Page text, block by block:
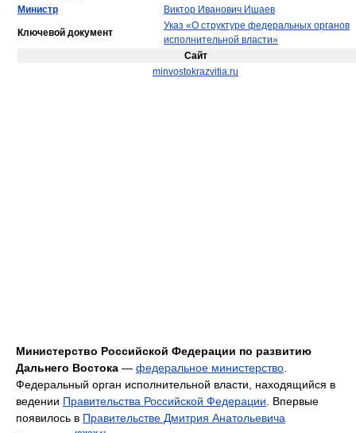
Министр
Виктор Иванович Ишаев
Ключевой документ
Указ «О структуре федеральных органов
исполнительной власти»
Сайт
minvostokrazvitia.ru
Министерство Российской Федерации по развитию
Дальнего Востока — федеральное министерство
Федеральный орган исполнительной власти, находящийся в
ведении Правительства Российской Федерации . Впервые
появилось в Правительстве Дмитрия Анатольевича